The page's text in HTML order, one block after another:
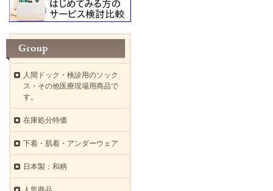
人間ドック・検診用のソック
ス・その他医療現場用商品で
す。
在庫処分特価
下着・肌着・アンダーウェア
日本製：和柄